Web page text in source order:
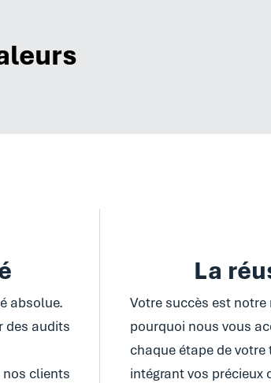
absolue.
des audits
clients
La
Votre succès est notre
pourquoi nous vous
chaque étape de
intégrant vos précieux